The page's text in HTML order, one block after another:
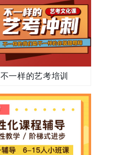
艺考冲刺 不一样的艺考培训